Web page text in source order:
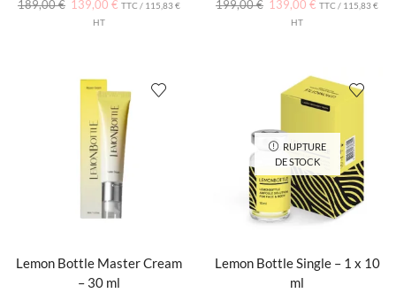
189,00€ 139,00 € TTC / 115,83€
HT
199,00€ 139,00 € TTC / 115,83€
HT
Lemon Bottle Master Cream
– 30 ml
RUPTURE
DE STOCK
Lemon Bottle Single – 1 x 10
ml